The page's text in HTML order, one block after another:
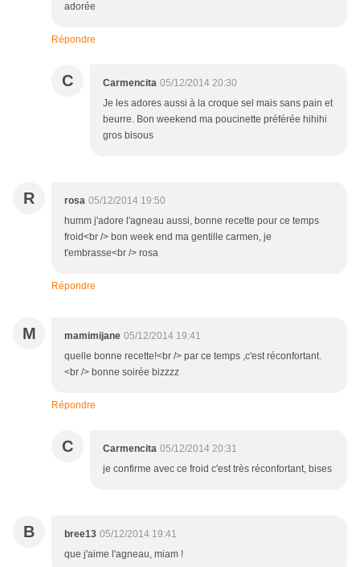
adorée
Répondre
C Carmencita 05/12/2014 20:30
Je les adores aussi à la croque sel mais sans pain et
beurre. Bon weekend ma poucinette préférée hihihi
gros bisous
R rosa 05/12/2014 19:50
humm j'adore l'agneau aussi, bonne recette pour ce temps
froid<br /> bon week end ma gentille carmen, je
t'embrasse<br /> rosa
Répondre
M mamimijane 05/12/2014 19:41
quelle bonne recette!<br /> par ce temps ,c'est réconfortant.
<br /> bonne soirée bizzzz
Répondre
C Carmencita 05/12/2014 20:31
je confirme avec ce froid c'est très réconfortant, bises
B bree13 05/12/2014 19:41
que j'aime l'agneau, miam !